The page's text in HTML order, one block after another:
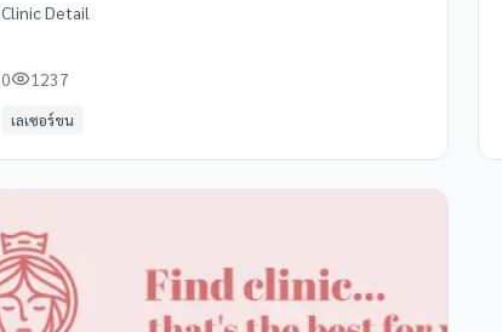
Clinic Detail
0 1237
เลเซอร์ขน